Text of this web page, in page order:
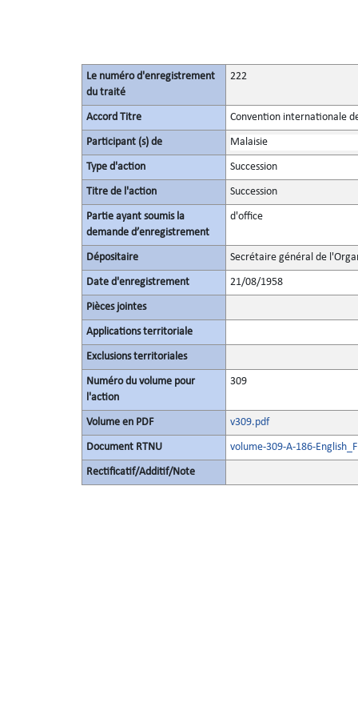
Le numéro d'enregistrement
du traité
222
Accord Titre Convention internationale
Participant (s) de Malaisie
Type d'action Succession
Titre de l'action Succession
Partie ayant soumis la
demande d’enregistrement
d'office
Dépositaire Secrétaire général de
Date d'enregistrement 21/08/1958
Pièces jointes
Applications territoriale
Exclusions territoriales
Numéro du volume pour
l'action
309
Volume en PDF v309.pdf
Document RTNU volume-309-A-186-
Rectificatif/Additif/Note